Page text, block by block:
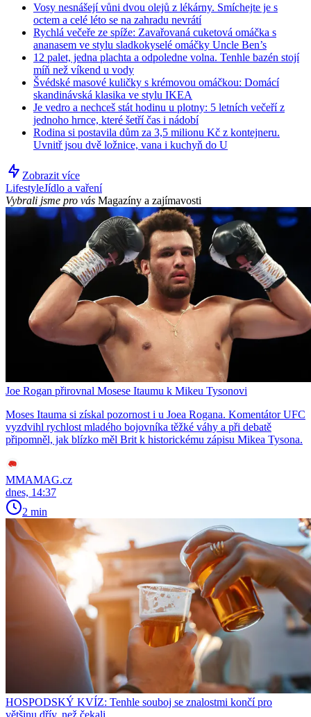
Vosy nesnášejí vůni dvou olejů z lékárny. Smíchejte je s
octem a celé léto se na zahradu nevrátí
Rychlá večeře ze spíže: Zavařovaná cuketová omáčka s
ananasem ve stylu sladkokyselé omáčky Uncle Ben’s
12 palet, jedna plachta a odpoledne volna. Tenhle bazén stojí
míň než víkend u vody
Švédské masové kuličky s krémovou omáčkou: Domácí
skandinávská klasika ve stylu IKEA
Je vedro a nechceš stát hodinu u plotny: 5 letních večeří z
jednoho hrnce, které šetří čas i nádobí
Rodina si postavila dům za 3,5 milionu Kč z kontejneru.
Uvnitř jsou dvě ložnice, vana i kuchyň do U
Zobrazit více
LifestyleJídlo a vaření
Vybrali jsme pro vás Magazíny a zajímavosti
Joe Rogan přirovnal Mosese Itaumu k Mikeu Tysonovi
Moses Itauma si získal pozornost i u Joea Rogana. Komentátor UFC
vyzdvihl rychlost mladého bojovníka těžké váhy a při debatě
připomněl, jak blízko měl Brit k historickému zápisu Mikea Tysona.
MMAMAG.cz
dnes, 14:37
2 min
HOSPODSKÝ KVÍZ: Tenhle souboj se znalostmi končí pro